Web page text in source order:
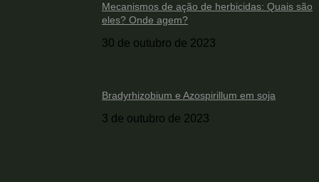
Mecanismos de ação de herbicidas: Quais são
eles? Onde agem?
30 de outubro de 2023
Bradyrhizobium e Azospirillum em soja
3 de outubro de 2023